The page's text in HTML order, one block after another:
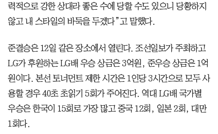
력적으로 강한 상대라 좋은 수에 당할 수도 있으니 당황하지
않고 내 스타일의 바둑을 두겠다”고 말했다.
준결승은 12일 같은 장소에서 열린다. 조선일보가 주최하고
LG가 후원하는 LG배 우승 상금은 3억원, 준우승 상금은 1억
원이다. 본선 토너먼트 제한 시간은 1인당 3시간으로 모두 사
용할 경우 40초 초읽기 5회가 주어진다. 역대 LG배 국가별
우승은 한국이 15회로 가장 많고 중국 12회, 일본 2회, 대만
1회다.